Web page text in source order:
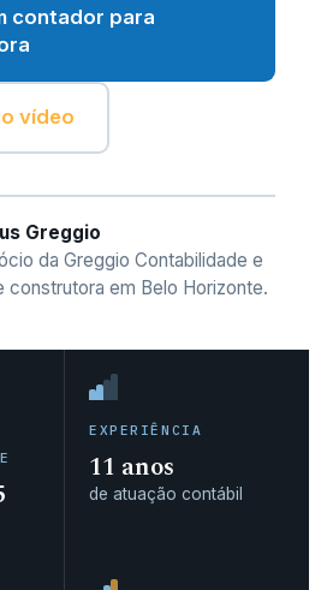
contador para
vídeo
Greggio
da Greggio Contabilidade e
em Belo Horizonte.
EXPERIÊNCIA
11 anos
de atuação contábil